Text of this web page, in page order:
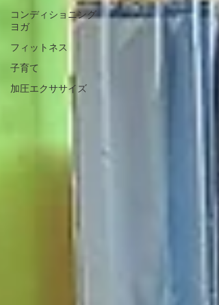
コンディショニング
ヨガ
フィットネス
子育て
加圧エクササイズ